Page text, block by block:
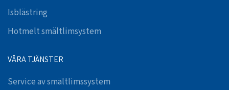
Isblästring
Hotmelt smältlimsystem
VÅRA TJÄNSTER
Service av smältlimssystem